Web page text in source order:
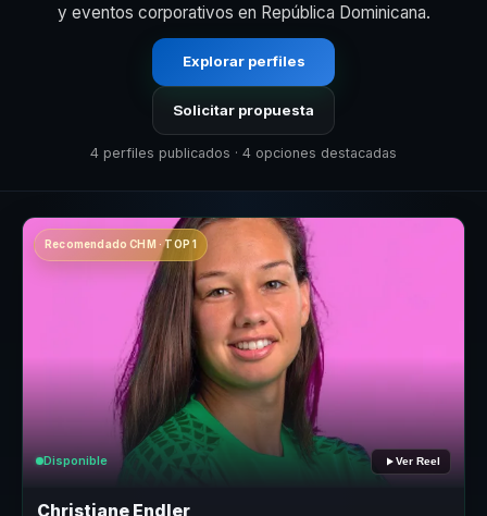
y eventos corporativos en República Dominicana.
Explorar perfiles
Solicitar propuesta
4 perfiles publicados · 4 opciones destacadas
Recomendado CHM · TOP 1
Disponible Ver Reel
Christiane Endler